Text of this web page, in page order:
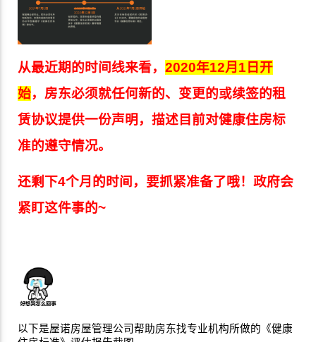
从最近期的时间线来看， 2020年12月1日开
始，房东必须就任何新的、变更的或续签的租
赁协议提供一份声明，描述目前对健康住房标
准的遵守情况。
还剩下4个月的时间，要抓紧准备了哦！政府会
紧盯这件事的~
以下是屋诺房屋管理公司帮助房东找专业机构所做的《健康